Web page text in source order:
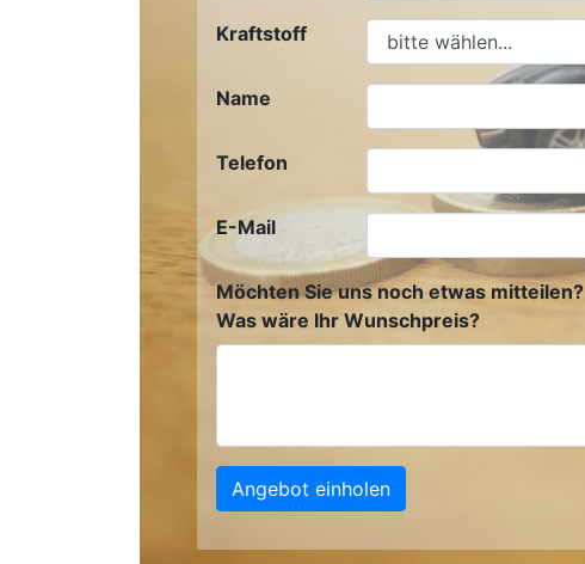
Kraftstoff
Name
Telefon
E-Mail
Möchten Sie uns noch etwas mitteilen?
Was wäre Ihr Wunschpreis?
Angebot einholen